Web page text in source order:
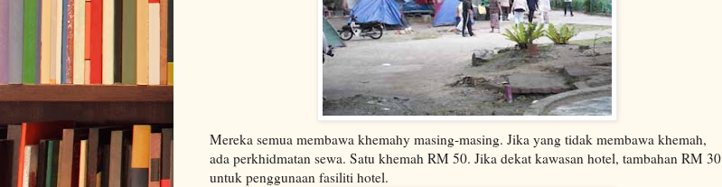
Mereka semua membawa khemahy masing-masing. Jika yang tidak membawa khemah,
ada perkhidmatan sewa. Satu khemah RM 50. Jika dekat kawasan hotel, tambahan RM 30
untuk penggunaan fasiliti hotel.